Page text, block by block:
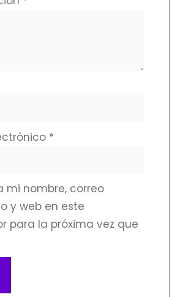
*
mi nombre, correo
y web en este
para la próxima vez que